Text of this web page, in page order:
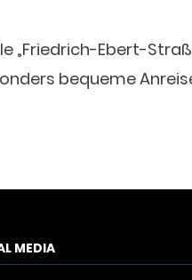
„Friedrich-Ebert-
bequeme
MEDIA